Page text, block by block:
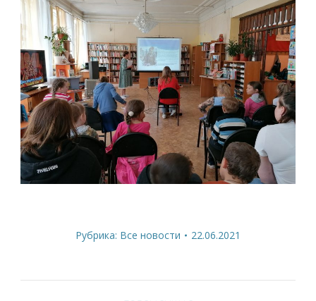
Рубрика: Все новости 22.06.2021